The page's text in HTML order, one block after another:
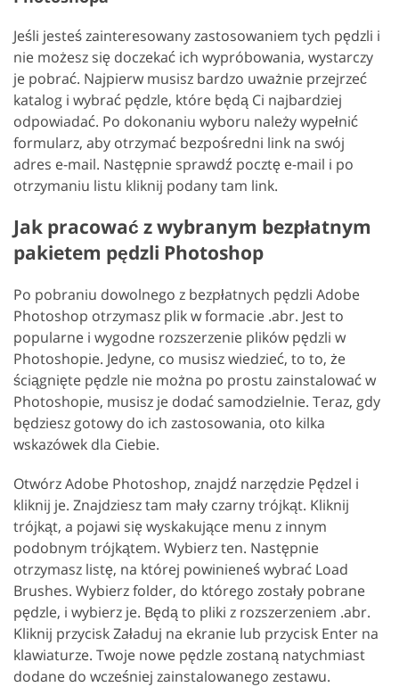
Jeśli jesteś zainteresowany zastosowaniem tych pędzli i
nie możesz się doczekać ich wypróbowania, wystarczy
je pobrać. Najpierw musisz bardzo uważnie przejrzeć
katalog i wybrać pędzle, które będą Ci najbardziej
odpowiadać. Po dokonaniu wyboru należy wypełnić
formularz, aby otrzymać bezpośredni link na swój
adres e-mail. Następnie sprawdź pocztę e-mail i po
otrzymaniu listu kliknij podany tam link.
Jak pracować z wybranym bezpłatnym
pakietem pędzli Photoshop
Po pobraniu dowolnego z bezpłatnych pędzli Adobe
Photoshop otrzymasz plik w formacie .abr. Jest to
popularne i wygodne rozszerzenie plików pędzli w
Photoshopie. Jedyne, co musisz wiedzieć, to to, że
ściągnięte pędzle nie można po prostu zainstalować w
Photoshopie, musisz je dodać samodzielnie. Teraz, gdy
będziesz gotowy do ich zastosowania, oto kilka
wskazówek dla Ciebie.
Otwórz Adobe Photoshop, znajdź narzędzie Pędzel i
kliknij je. Znajdziesz tam mały czarny trójkąt. Kliknij
trójkąt, a pojawi się wyskakujące menu z innym
podobnym trójkątem. Wybierz ten. Następnie
otrzymasz listę, na której powinieneś wybrać Load
Brushes. Wybierz folder, do którego zostały pobrane
pędzle, i wybierz je. Będą to pliki z rozszerzeniem .abr.
Kliknij przycisk Załaduj na ekranie lub przycisk Enter na
klawiaturze. Twoje nowe pędzle zostaną natychmiast
dodane do wcześniej zainstalowanego zestawu.